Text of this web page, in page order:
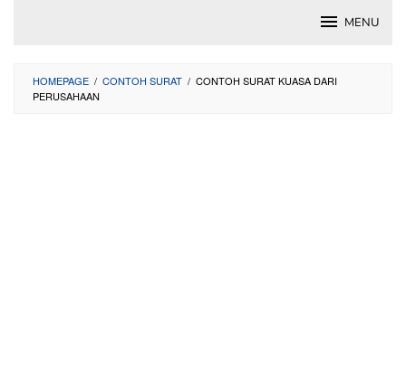
MENU
HOMEPAGE / CONTOH SURAT / CONTOH SURAT KUASA DARI
PERUSAHAAN